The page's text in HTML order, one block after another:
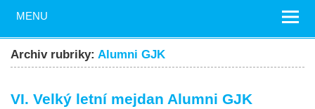
MENU
Archiv rubriky:Alumni GJK
VI. Velký letní mejdan Alumni GJK